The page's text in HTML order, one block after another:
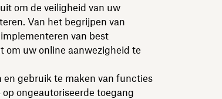
om de veiligheid van uw
Van het begrijpen van
van best
om uw online aanwezigheid te
gebruik te maken van functies
ongeautoriseerde toegang